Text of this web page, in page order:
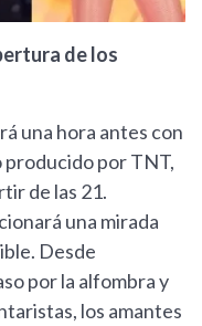
de los
una hora antes con
por TNT,
de las 21.
una mirada
Desde
por la alfombra y
los amantes